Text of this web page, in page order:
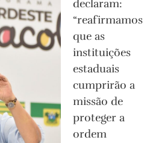
declaram:
“reafirmamos
que as
instituições
estaduais
cumprirão a
missão de
proteger a
ordem